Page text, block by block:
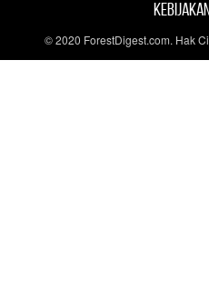
© 2020 ForestDigest.com. Hak